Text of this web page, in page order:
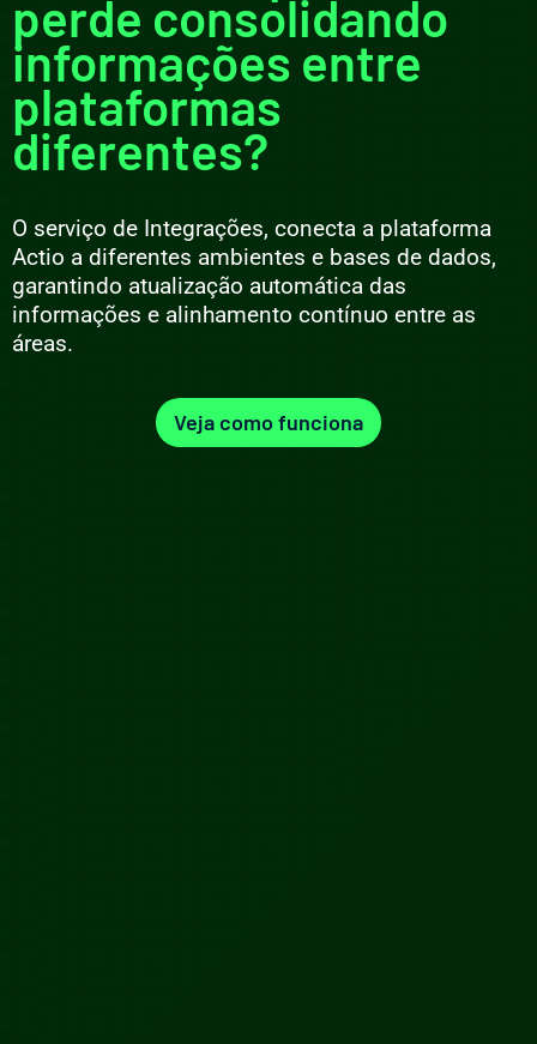
perde consolidando
informações entre
plataformas
diferentes?
O serviço de Integrações, conecta a plataforma
Actio a diferentes ambientes e bases de dados,
garantindo atualização automática das
informações e alinhamento contínuo entre as
áreas.
Veja como funciona